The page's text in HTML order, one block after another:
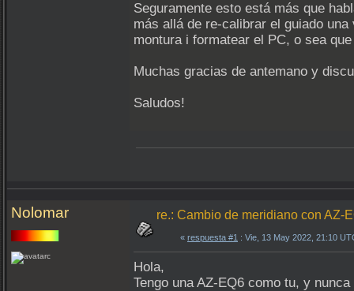
Seguramente esto está más que
más allá de re-calibrar el guiado
montura i formatear el PC, o sea
Muchas gracias de antemano y
Saludos!
Nolomar re.: Cambio de meridiano con AZ-
« respuesta #1 : Vie, 13 May 2022, 21:10
Hola,
Tengo una AZ-EQ6 como tu, y